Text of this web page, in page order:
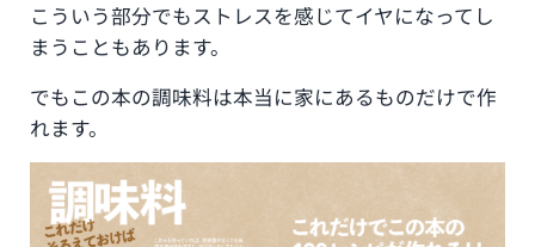
こういう部分でもストレスを感じてイヤになってし
まうこともあります。
でもこの本の調味料は本当に家にあるものだけで作
れます。